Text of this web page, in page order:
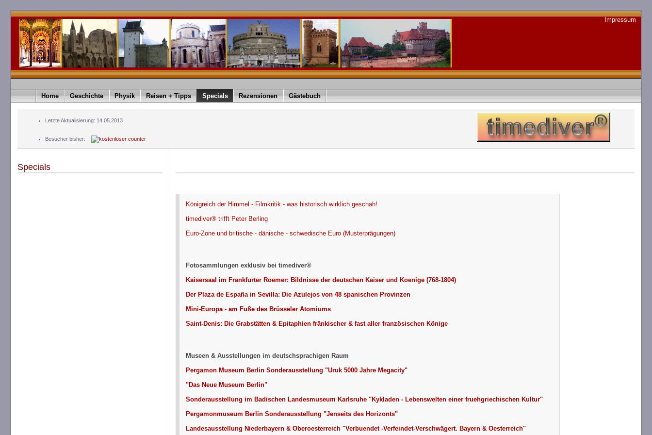
Impressum
Home Geschichte Physik Reisen + Tipps Specials Rezensionen Gästebuch
Letzte Aktualisierung: 14.05.2013
Besucher bisher:
Specials
Königreich der Himmel - Filmkritik - was historisch wirklich geschah!
timediver® trifft Peter Berling
Euro-Zone und britische - dänische - schwedische Euro (Musterprägungen)
Fotosammlungen exklusiv bei timediver®
Kaisersaal im Frankfurter Roemer: Bildnisse der deutschen Kaiser und Koenige (768-1804)
Der Plaza de España in Sevilla: Die Azulejos von 48 spanischen Provinzen
Mini-Europa - am Fuße des Brüsseler Atomiums
Saint-Denis: Die Grabstätten & Epitaphien fränkischer & fast aller französischen Könige
Museen & Ausstellungen im deutschsprachigen Raum
Pergamon Museum Berlin Sonderausstellung "Uruk 5000 Jahre Megacity"
"Das Neue Museum Berlin"
Sonderausstellung im Badischen Landesmuseum Karlsruhe "Kykladen - Lebenswelten einer fruehgriechischen Kultur"
Pergamonmuseum Berlin Sonderausstellung "Jenseits des Horizonts"
Landesausstellung Niederbayern & Oberoesterreich "Verbuendet -Verfeindet-Verschwägert. Bayern & Oesterreich"